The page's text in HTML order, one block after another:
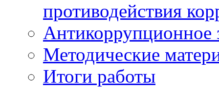
противодействия
Антикоррупционное
Методические
Итоги работы